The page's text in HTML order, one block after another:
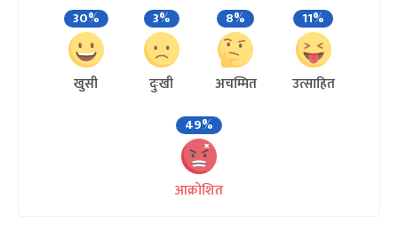
30%
खुसी
3%
दुःखी
8%
अचम्मित
11%
उत्साहित
49%
आक्रोशित